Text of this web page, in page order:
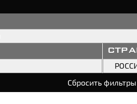
Сбросить фильтры